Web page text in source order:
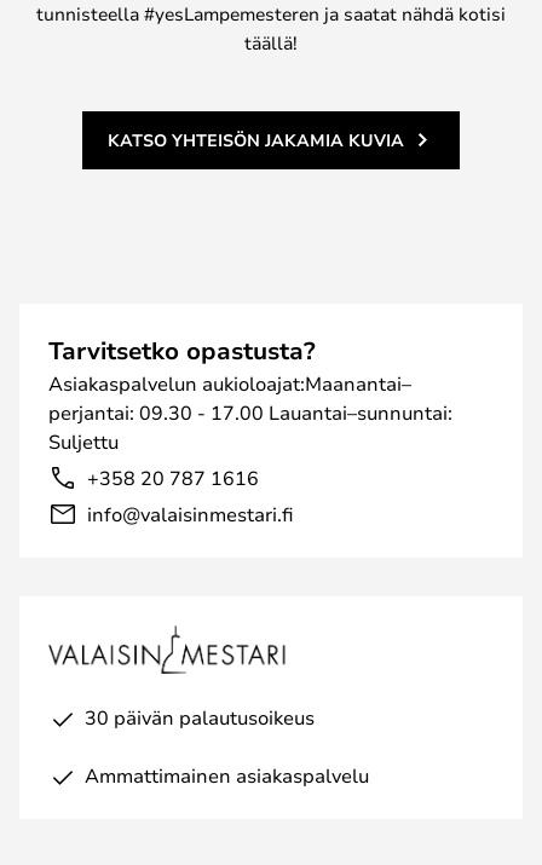
tunnisteella #yesLampemesteren ja saatat nähdä kotisi
täällä!
KATSO YHTEISÖN JAKAMIA KUVIA
Tarvitsetko opastusta?
Asiakaspalvelun aukioloajat:Maanantai–
perjantai: 09.30 - 17.00 Lauantai–sunnuntai:
Suljettu
+358 20 787 1616
info@valaisinmestari.fi
30 päivän palautusoikeus
Ammattimainen asiakaspalvelu